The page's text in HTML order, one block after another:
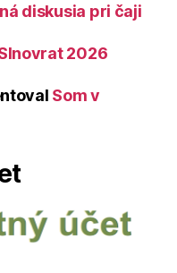
diskusia pri čaji
2026
Som v